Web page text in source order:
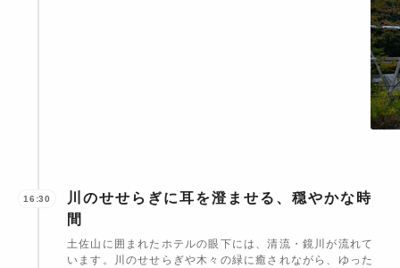
16:30
川のせせらぎに耳を澄ませる、穏やかな時
間
土佐山に囲まれたホテルの眼下には、清流・鏡川が流れて
います。川のせせらぎや木々の緑に癒されながら、ゆった